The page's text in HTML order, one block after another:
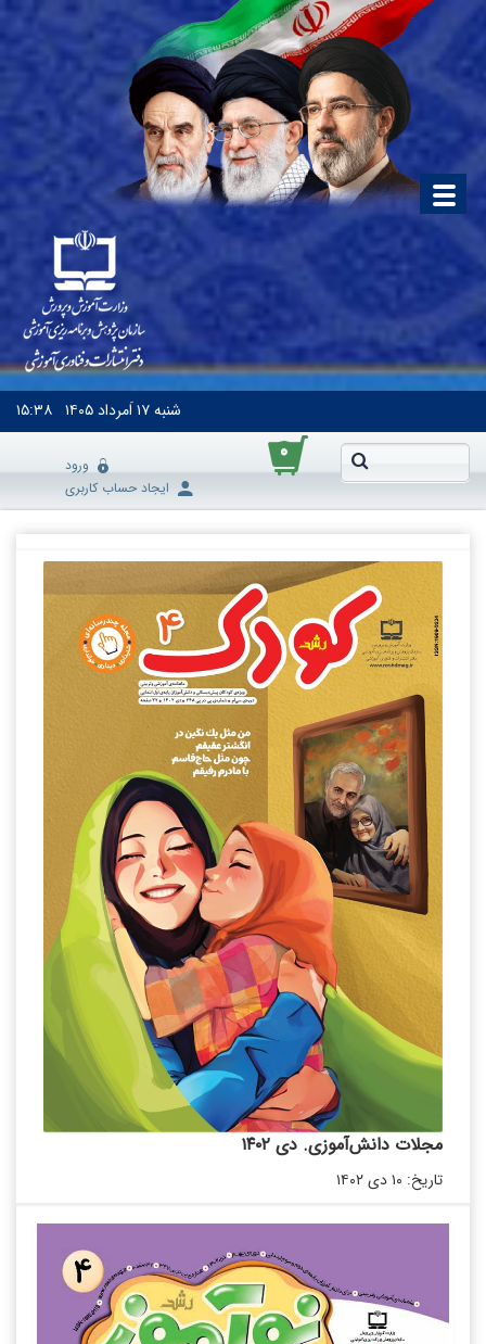
شنبه۱۷ اَمرداد ۱۴۰۵ ۱۵:۳۸
۰
ورود
ایجاد حساب کاربری
مجلات دانش‌آموزی. دی ۱۴۰۲
تاریخ: ۱۰ دی ۱۴۰۲